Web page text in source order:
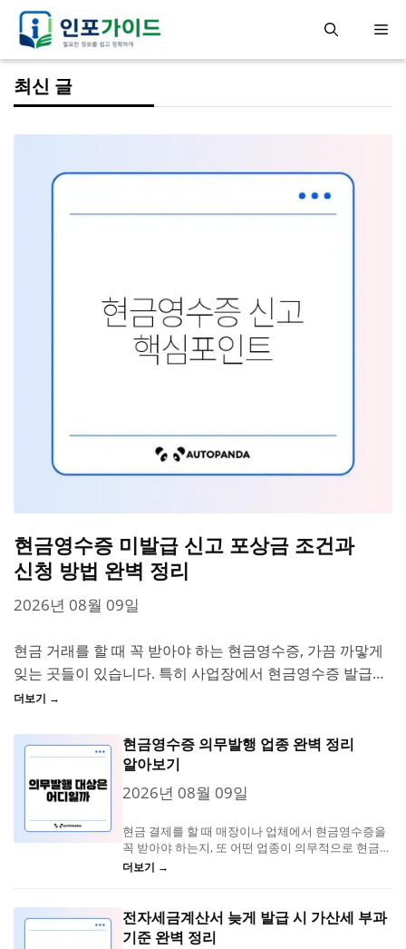
로
메
최신 글
현금영수증 미발급 신고 포상금 조건과
신청 방법 완벽 정리
2026년 08월 09일
현금 거래를 할 때 꼭 받아야 하는 현금영수증, 가끔 까맣게
잊는 곳들이 있습니다. 특히 사업장에서 현금영수증 발급을
거부한다면 소비자 입장에서는 불편하고, 세금 처리에도 문
더보기 →
현금영수증 의무발행 업종 완벽 정리
알아보기
2026년 08월 09일
현금 결제를 할 때 매장이나 업체에서 현금영수증을
꼭 받아야 하는지, 또 어떤 업종이 의무적으로 현금영
수증을...
더보기 →
전자세금계산서 늦게 발급 시 가산세 부과
기준 완벽 정리